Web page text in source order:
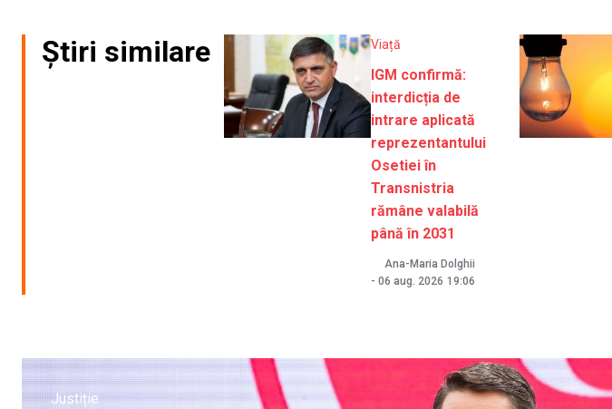
Știri similare Viață
IGM confirmă:
interdicția de
intrare aplicată
reprezentantului
Osetiei în
Transnistria
rămâne valabilă
până în 2031
Ana-Maria Dolghii
- 06 aug. 2026 19:06
Justiție